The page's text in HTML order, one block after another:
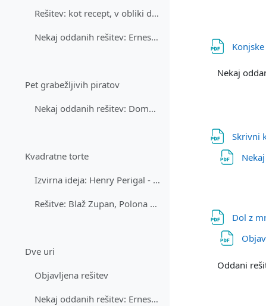
Rešitev: kot recept, v obliki drevesa.
Nekaj oddanih rešitev: Ernest Beličič, Jurij Mihel...
Pet grabežljivih piratov
Nekaj oddanih rešitev: Domen Šoberl, Ernest Beliči...
Kvadratne torte
Izvirna ideja: Henry Perigal - On Geometric Dissec...
Rešitve: Blaž Zupan, Polona Oblak, Gašper Fijavž
Dve uri
Objavljena rešitev
Nekaj oddanih rešitev: Ernest Beličič, Igor Konone...
Nekaj
Skrivni
Dol z
Oddani